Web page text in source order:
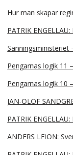
Hur man skapar
PATRIK
Sanningsministeriet
Pengarnas logik 11
Pengarnas logik 10
JAN-OLOF
PATRIK
ANDERS LEION: